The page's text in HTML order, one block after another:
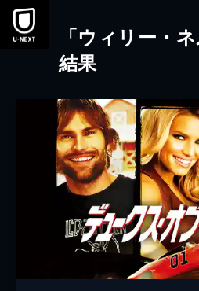
本文へスキップ
「ウィリー・
結果